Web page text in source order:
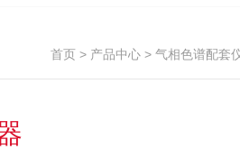
首页 > 产品中心 > 气相色谱配套